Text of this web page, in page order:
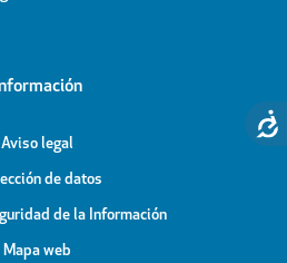
Aviso legal
de datos
de la Información
Mapa web